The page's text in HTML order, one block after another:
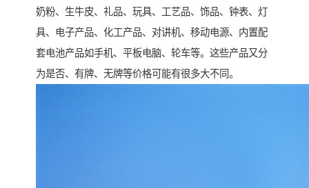
奶粉、生牛皮、礼品、玩具、工艺品、饰品、钟表、灯
具、电子产品、化工产品、对讲机、移动电源、内置配
套电池产品如手机、平板电脑、轮车等。这些产品又分
为是否、有牌、无牌等价格可能有很多大不同。